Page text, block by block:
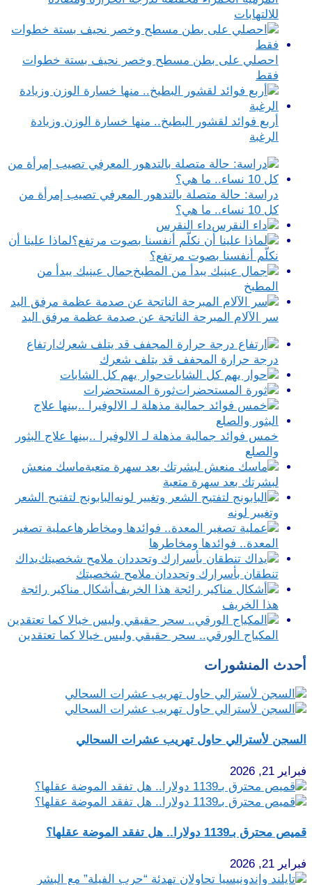
للالتهابات
احصلي على بطن مسطح وخصر نحيف بستة خطوات
فقط
أربع فوائد لقشور البطيخ.. منها خسارة الوزن وزيادة
الرغبة
دراسة: حالة متصلة بالتدهور المعرفي تصيب إمرأة من
كل 10 نساء.. ما هي؟
داء النقرس
لماذا علينا أن
نكلّم أنفسنا بصوت مرتفع؟
جمال عينيك يبدأ من
المطبخ
سر الآلام المبرحة الناتجة عن صدمة عظمة مرفق اليد
ارتفاع
درجة حرارة المجفف قد يتلف شعرك
حوار يهم كل الشابات
ثورة المستحضرات
خمس فوائد جمالية مذهلة لـ الالوفيرا ..بينها علاج البثور
والصلع
ماسك منعش
لبشرتك بعد سهرة متعبة
البابونج لتفتيح الشعر
وتغيير لونه
عملية تصغير
المعدة.. فوائدها ومخاطرها
يداك
تنطقان بأسرارك وتحددان ملامح شخصيتك
أشكال مناكير رائجة
هذا الخريف
المكياج الورقي.. سحر حقيقي وليس خيالا كما تعتقدين
أحدث المنشورات
السجن لأسترالي حاول تهريب عشرات السحالي
فبراير 21, 2026
قميص محترق بـ1139 دولارا.. هل تفقد الموضة عقلها؟
فبراير 21, 2026